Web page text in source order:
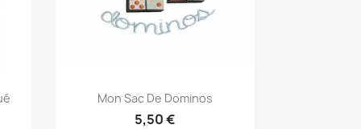
Aperçu rapide
Mon Sac De Dominos
5,50 €